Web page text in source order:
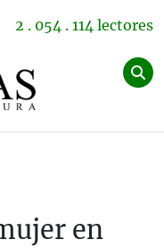
2 . 054 . 114 lectores
en